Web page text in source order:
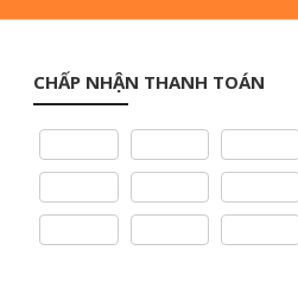
CHẤP NHẬN THANH TOÁN